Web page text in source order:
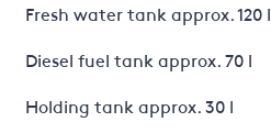
Fresh water tank approx. 120 l
Diesel fuel tank approx. 70 l
Holding tank approx. 30 l